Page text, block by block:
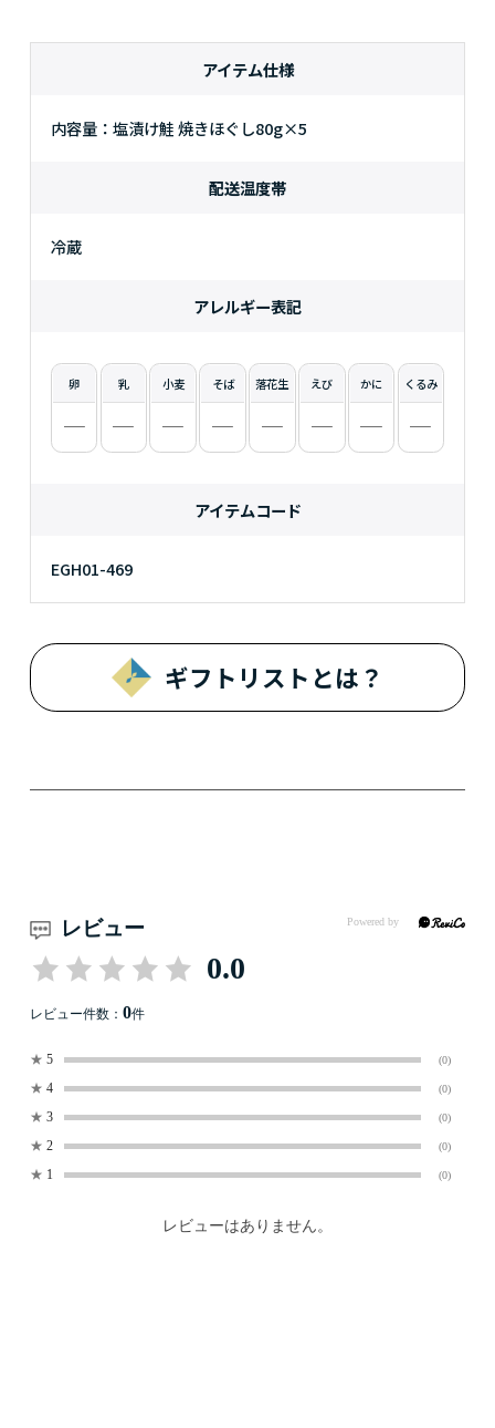
アイテム仕様
内容量：塩漬け鮭 焼きほぐし80g×5
配送温度帯
冷蔵
アレルギー表記
卵 乳 小麦 そば 落花生 えび かに くるみ
アイテムコード
EGH01-469
ギフトリストとは？
レビュー
0.0
レビュー件数： 0件
★ 5 (0)
★ 4 (0)
★ 3 (0)
★ 2 (0)
★ 1 (0)
レビューはありません。